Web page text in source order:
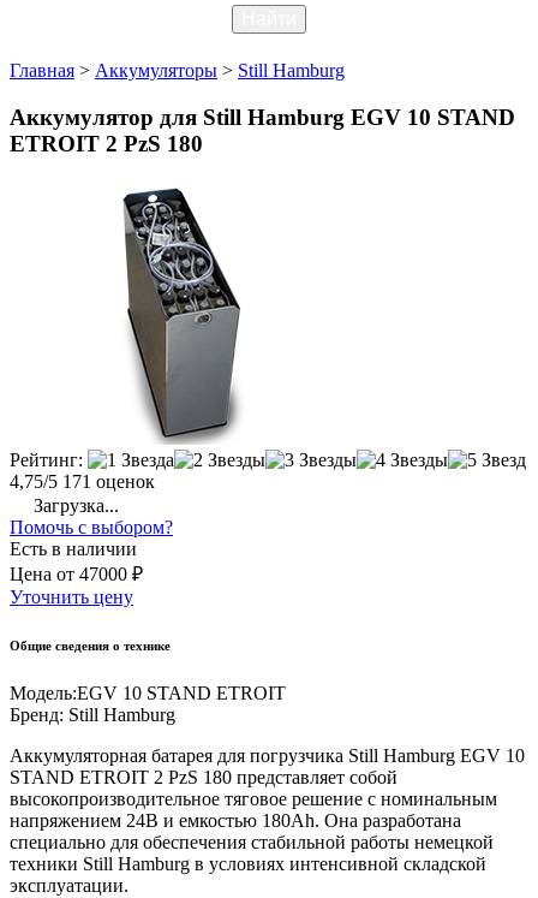
Главная > Аккумуляторы > Still Hamburg
Аккумулятор для Still Hamburg EGV 10 STAND
ETROIT 2 PzS 180
Рейтинг:
4,75/5 171 оценок
Загрузка...
Помочь с выбором?
Есть в наличии
Цена от 47000 ₽
Уточнить цену
Общие сведения о технике
Модель:EGV 10 STAND ETROIT
Бренд: Still Hamburg
Аккумуляторная батарея для погрузчика Still Hamburg EGV 10
STAND ETROIT 2 PzS 180 представляет собой
высокопроизводительное тяговое решение с номинальным
напряжением 24В и емкостью 180Ah. Она разработана
специально для обеспечения стабильной работы немецкой
техники Still Hamburg в условиях интенсивной складской
эксплуатации.